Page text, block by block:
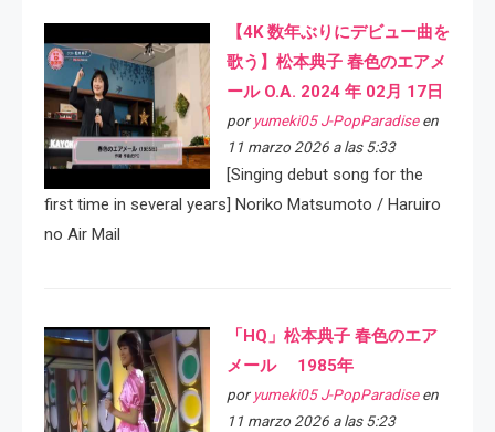
【4K 数年ぶりにデビュー曲を
歌う】松本典子 春色のエアメ
ール O.A. 2024 年 02月 17日
por yumeki05 J-PopParadiseen
11 marzo 2026 a las 5:33
[Singing debut song for the
first time in several years] Noriko Matsumoto / Haruiro
no Air Mail
「HQ」松本典子 春色のエア
メール 1985年
por yumeki05 J-PopParadiseen
11 marzo 2026 a las 5:23